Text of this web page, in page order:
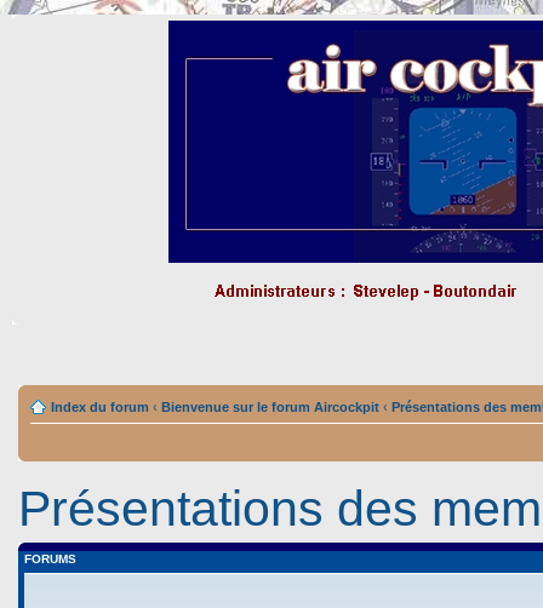
Index du forum ‹ Bienvenue sur le forum Aircockpit ‹ Présentations des
Présentations des
FORUMS